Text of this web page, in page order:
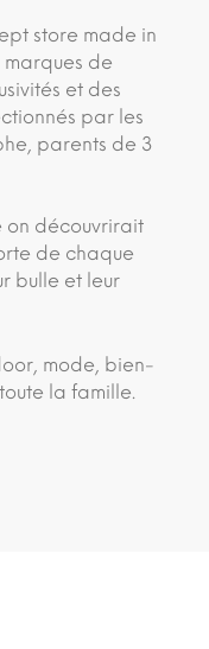
store made in
de
et des
par les
parents de 3
on découvrirait
de chaque
bulle et leur
mode, bien-
la famille.